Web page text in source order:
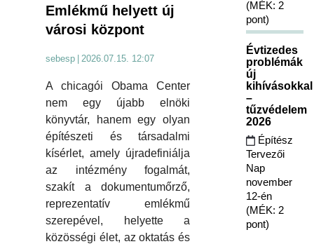
Emlékmű helyett új
városi központ
sebesp 2026.07.15. 12:07
A chicagói Obama Center
nem egy újabb elnöki
könyvtár, hanem egy olyan
építészeti és társadalmi
kísérlet, amely újradefiniálja
az intézmény fogalmát,
szakít a dokumentumőrző,
reprezentatív emlékmű
szerepével, helyette a
közösségi élet, az oktatás és
(MÉK: 2
pont)
Évtizedes
problémák
új
kihívásokkal
–
tűzvédelem
2026
Építész
Tervezői
Nap
november
12-én
(MÉK: 2
pont)